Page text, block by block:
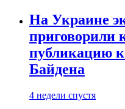
На Украине
приговорили
публикацию
Байдена
4 недели спустя